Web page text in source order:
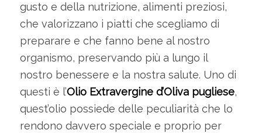
gusto e della nutrizione, alimenti preziosi,
che valorizzano i piatti che scegliamo di
preparare e che fanno bene al nostro
organismo, preservando più a lungo il
nostro benessere e la nostra salute. Uno di
questi è l’Olio Extravergined’Olivapugliese,
quest’olio possiede delle peculiarità che lo
rendono davvero speciale e proprio per